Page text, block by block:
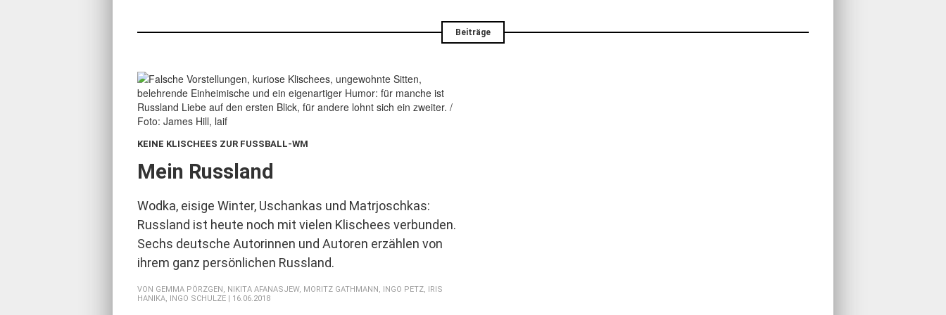
Beiträge
KEINE KLISCHEES ZUR FUSSBALL-WM
Mein Russland
Wodka, eisige Winter, Uschankas und Matrjoschkas:
Russland ist heute noch mit vielen Klischees verbunden.
Sechs deutsche Autorinnen und Autoren erzählen von
ihrem ganz persönlichen Russland.
VON GEMMA PÖRZGEN, NIKITA AFANASJEW, MORITZ GATHMANN, INGO PETZ, IRIS
HANIKA, INGO SCHULZE | 16.06.2018